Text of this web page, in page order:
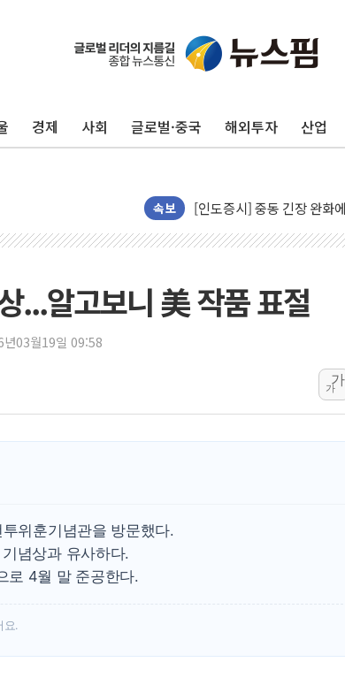
경제 사회 글로벌·중국 해외투자 산업
속보
뉴욕증시 개장 전 특징주...
김정관 장관 "영업이익
청와대, 북한 단거리 탄도
금값 7주 만에 최고…美 고
러, 1인칭시점 드론으로 우
[베트남 증시] 지수 하락 속
양주 섬유염색공장서 화재
김정관 산업부 장관 "주 52
[3보] 북, 원산서 동해로
우크라 드론 전술, 중남미
동해해경, 독도 해상서 부유
주한미군 "오산기지 누출,
[코인 시황] 비트코인,
...알고보니 美 작품 표절
년03월19일 09:58
가
가
위훈기념관을 방문했다.
념상과 유사하다.
로 4월 말 준공한다.
요.